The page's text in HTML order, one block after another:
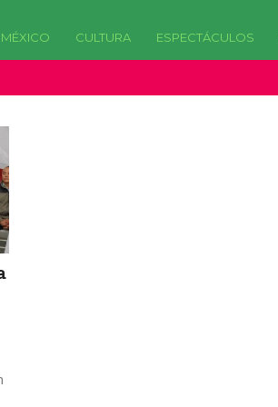
MÉXICO CULTURA ESPECTÁCULOS